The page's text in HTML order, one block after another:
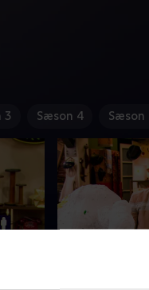
3 Sæson 4 Sæson